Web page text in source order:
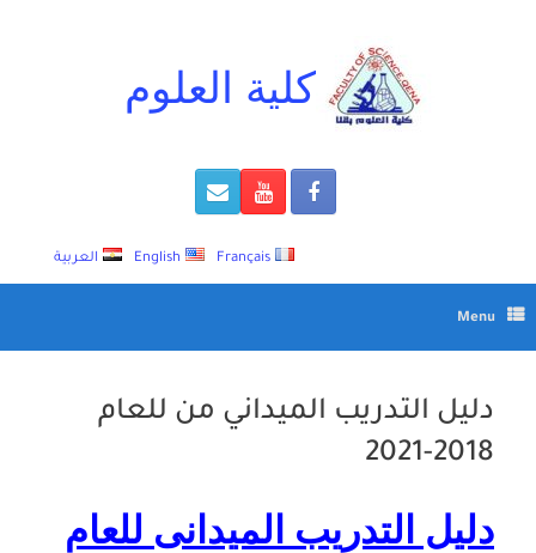
كلية العلوم
العربية English Français
Menu
دليل التدريب الميداني من للعام
2018-2021
دليل التدريب الميدانى للعام